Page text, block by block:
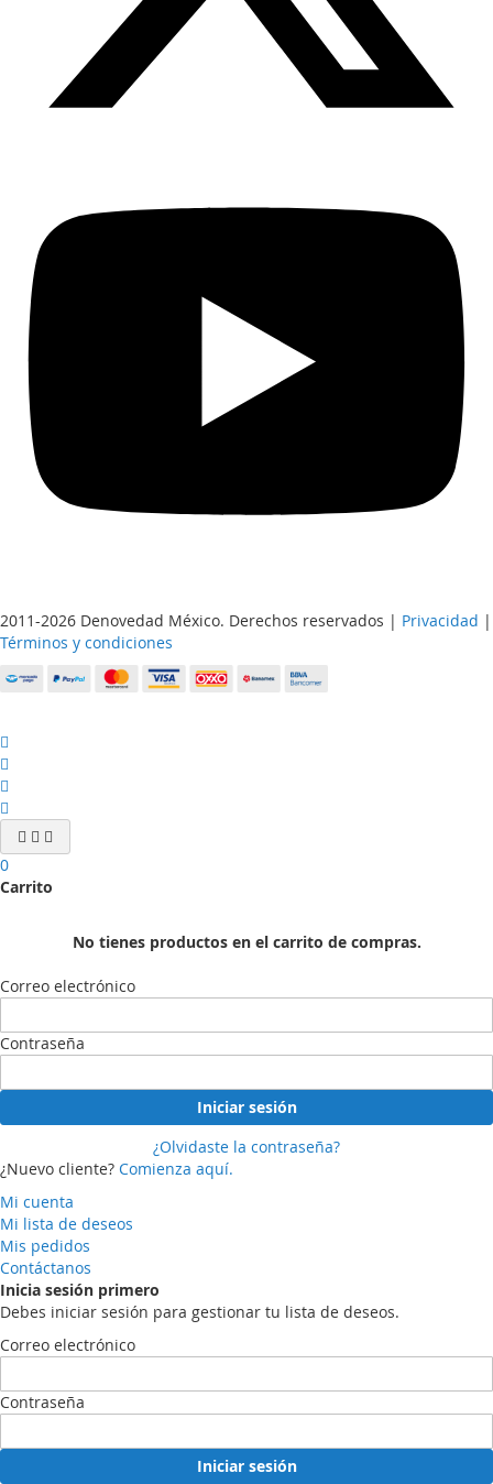
2011-2026 Denovedad México. Derechos reservados | Privacidad |
Términos y condiciones
0
Carrito
No tienes productos en el carrito de compras.
Correo electrónico
Contraseña
Iniciar sesión
¿Olvidaste la contraseña?
¿Nuevo cliente? Comienza aquí.
Mi cuenta
Mi lista de deseos
Mis pedidos
Contáctanos
Inicia sesión primero
Debes iniciar sesión para gestionar tu lista de deseos.
Correo electrónico
Contraseña
Iniciar sesión